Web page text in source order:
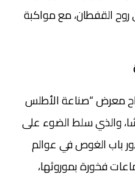
روح القفطان، مع مواكبة
معرض “صناعة الأطلس
والذي سلط الضوء على
باب الغوص في عوالم
فخورة بموروثها،